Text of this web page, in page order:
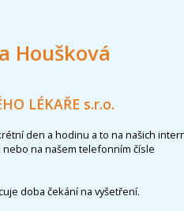
Houšková
LÉKAŘE s.r.o.
den a hodinu a to na našich
na našem telefonním čísle
doba čekání na vyšetření.